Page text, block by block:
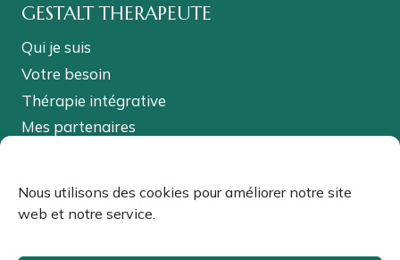
Nous utilisons des cookies pour améliorer notre site
web et notre service.
GESTALT THERAPEUTE
Qui je suis
Votre besoin
Thérapie intégrative
Mes partenaires